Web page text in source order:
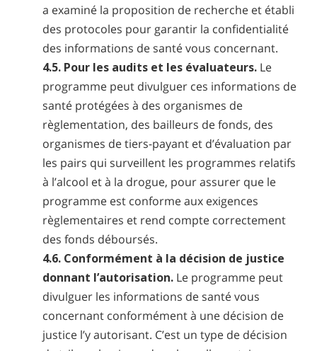
a examiné la proposition de recherche et établi
des protocoles pour garantir la confidentialité
des informations de santé vous concernant.
4.5. Pour les audits et les évaluateurs. Le
programme peut divulguer ces informations de
santé protégées à des organismes de
règlementation, des bailleurs de fonds, des
organismes de tiers-payant et d’évaluation par
les pairs qui surveillent les programmes relatifs
à l’alcool et à la drogue, pour assurer que le
programme est conforme aux exigences
règlementaires et rend compte correctement
des fonds déboursés.
4.6. Conformément à la décision de justice
donnant l’autorisation. Le programme peut
divulguer les informations de santé vous
concernant conformément à une décision de
justice l’y autorisant. C’est un type de décision